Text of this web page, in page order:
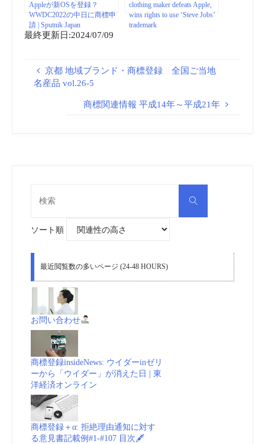
Appleが新OSを登録？
WWDC2022の中日に商標申
請 | Sputnik Japan
clothing maker defeats Apple,
wins rights to use ‘Steve Jobs’
trademark
最終更新日:2024/07/09
京都 地域ブランド・商標登録 全国ご当地
名産品 vol.26-5
商標関連情報 平成14年～平成21年
検
ソート順
最近閲覧数の多いページ (24-48 HOURS)
お問い合わせ
商標登録insideNews: ウイダーinゼリ
ーから「ウイダー」が消えた日 | 東
洋経済オンライン
商標登録＋α: 拒絶理由通知に対す
る意見書記載例#1-#107 目次🖋